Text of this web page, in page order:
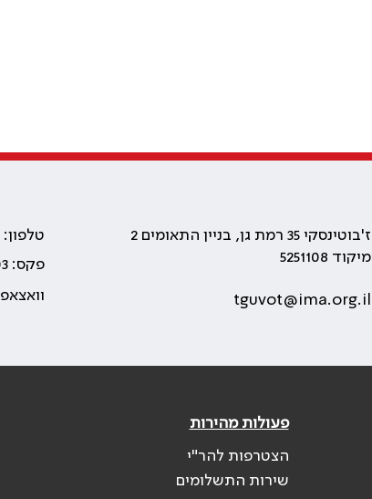
ז'בוטינסקי 35 רמת גן, בניין התאומים 2
מיקוד 5251108
tguvot@ima.org.il
טלפון: 03-6100444
פקס: 03-5753303
וואצאפ
פעולות מהירות
הצטרפות להר"י
שירות התשלומים